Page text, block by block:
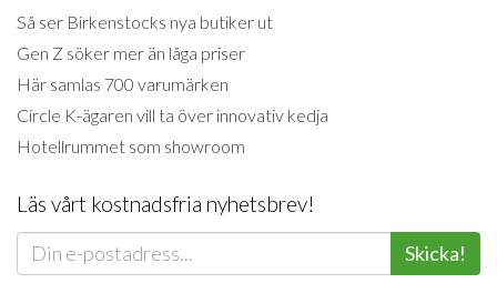
Så ser Birkenstocks nya butiker ut
Gen Z söker mer än låga priser
Här samlas 700 varumärken
Circle K-ägaren vill ta över innovativ kedja
Hotellrummet som showroom
Läs vårt kostnadsfria nyhetsbrev!
Skicka!